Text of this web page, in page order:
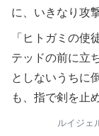
に、いきなり攻
「ヒトガミの使
テッドの前に立
としないうちに
も、指で剣を止
ルイジェ